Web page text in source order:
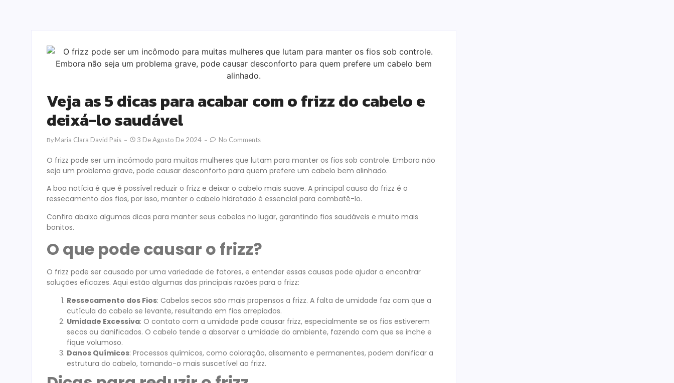
Veja as 5 dicas para acabar com o frizz do cabelo e
deixá-lo saudável
By Maria Clara David Pais 3 De Agosto De 2024 No Comments
O frizz pode ser um incômodo para muitas mulheres que lutam para manter os fios sob controle. Embora não
seja um problema grave, pode causar desconforto para quem prefere um cabelo bem alinhado.
A boa notícia é que é possível reduzir o frizz e deixar o cabelo mais suave. A principal causa do frizz é o
ressecamento dos fios, por isso, manter o cabelo hidratado é essencial para combatê-lo.
Confira abaixo algumas dicas para manter seus cabelos no lugar, garantindo fios saudáveis e muito mais
bonitos.
O que pode causar o frizz?
O frizz pode ser causado por uma variedade de fatores, e entender essas causas pode ajudar a encontrar
soluções eficazes. Aqui estão algumas das principais razões para o frizz:
Ressecamento dos Fios: Cabelos secos são mais propensos a frizz. A falta de umidade faz com que a
cutícula do cabelo se levante, resultando em fios arrepiados.
Umidade Excessiva: O contato com a umidade pode causar frizz, especialmente se os fios estiverem
secos ou danificados. O cabelo tende a absorver a umidade do ambiente, fazendo com que se inche e
fique volumoso.
Danos Químicos: Processos químicos, como coloração, alisamento e permanentes, podem danificar a
estrutura do cabelo, tornando-o mais suscetível ao frizz.